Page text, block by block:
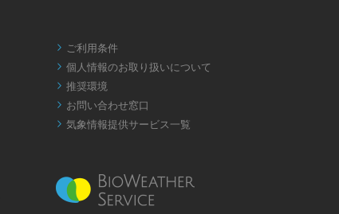
 ご利用条件
 個人情報のお取り扱いについて
 推奨環境
 お問い合わせ窓口
 気象情報提供サービス一覧